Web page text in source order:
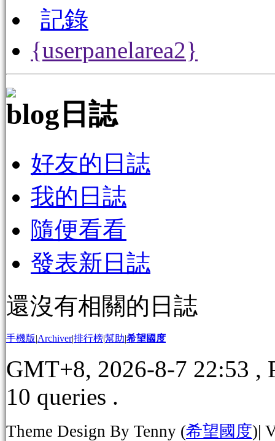
記錄
{userpanelarea2}
日誌
好友的日誌
我的日誌
隨便看看
發表新日誌
還沒有相關的日誌
手機版|Archiver|排行榜|幫助|希望國度
GMT+8, 2026-8-7 22:53 ,
10 queries .
Theme Design By Tenny (希望國度)|